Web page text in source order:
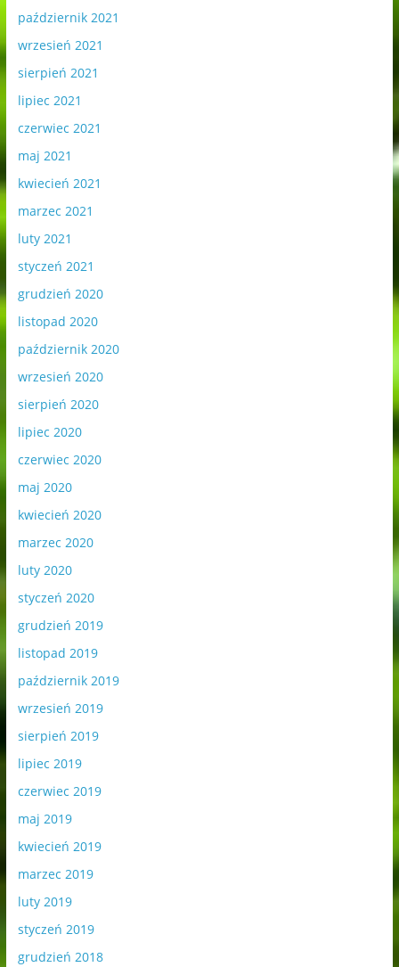
październik 2021
wrzesień 2021
sierpień 2021
lipiec 2021
czerwiec 2021
maj 2021
kwiecień 2021
marzec 2021
luty 2021
styczeń 2021
grudzień 2020
listopad 2020
październik 2020
wrzesień 2020
sierpień 2020
lipiec 2020
czerwiec 2020
maj 2020
kwiecień 2020
marzec 2020
luty 2020
styczeń 2020
grudzień 2019
listopad 2019
październik 2019
wrzesień 2019
sierpień 2019
lipiec 2019
czerwiec 2019
maj 2019
kwiecień 2019
marzec 2019
luty 2019
styczeń 2019
grudzień 2018